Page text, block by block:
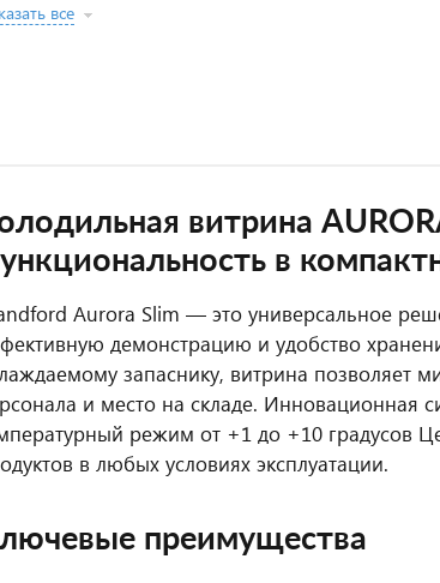
все
витрина
в
Aurora Slim — это универсальное
демонстрацию и удобство
запаснику, витрина позволяет
и место на складе. Инновационная
режим от +1 до +10 градусов
в любых условиях эксплуатации.
преимущества